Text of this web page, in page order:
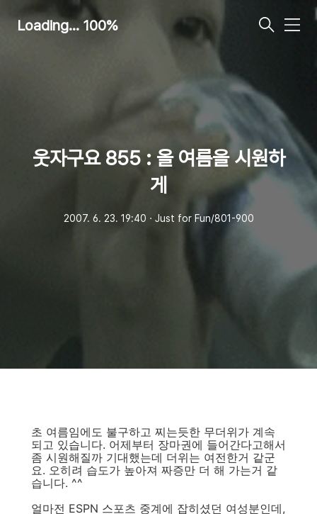
Loading... 100%
메
웃자구요 855 : 올 여름을 시원하
게
2007. 6. 23. 19:40 ㆍ Just for Fun/801-900
초 여름임에도 불구하고 찌는듯한 무더위가 계속
되고 있습니다. 어제부터 장마권에 들어간다고해서
좀 시원해질까 기대했는데 더위는 여전한거 같군
요. 오히려 습도가 높아져 짜증만 더 해 가는거 같
습니다. ^^
얼마전 ESPN 스포츠 중계에 잡히셨던 여성분인데,